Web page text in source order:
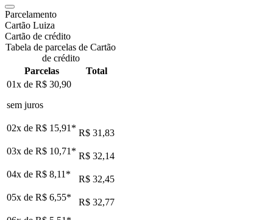
Parcelamento
Cartão Luiza
Cartão de crédito
Tabela de parcelas de Cartão
de crédito
Parcelas
Total
01x de R$ 30,90
sem juros
02x de R$ 15,91* R$ 31,83
03x de R$ 10,71* R$ 32,14
04x de R$ 8,11*
R$ 32,45
05x de R$ 6,55*
R$ 32,77